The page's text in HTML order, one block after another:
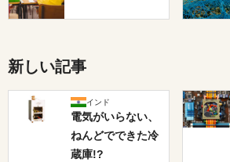
新しい記事
インド
電気がいらない、
ねんどでできた冷
蔵庫!?